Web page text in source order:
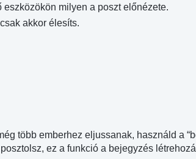
milyen a poszt előnézete.
akkor élesíts.
több emberhez eljussanak, használd a
posztolsz, ez a funkció a bejegyzés